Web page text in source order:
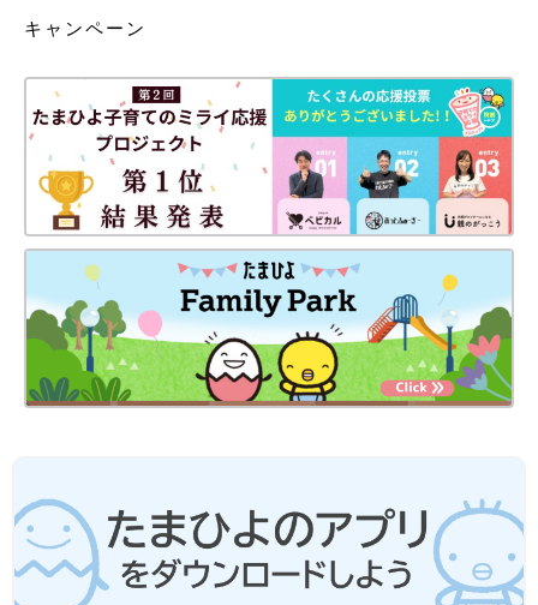
キャンペーン